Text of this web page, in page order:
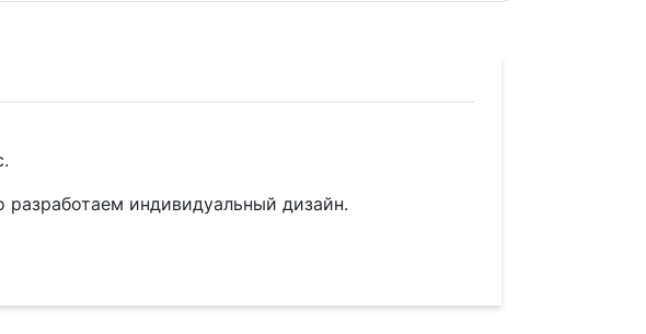
индивидуальный дизайн.